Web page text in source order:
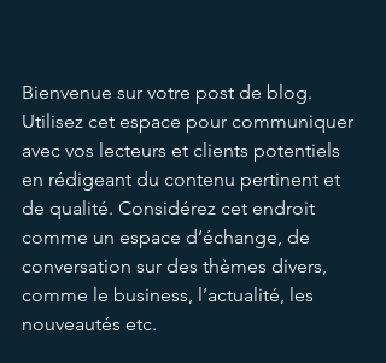
Bienvenue sur votre post de blog.
Utilisez cet espace pour communiquer
avec vos lecteurs et clients potentiels
en rédigeant du contenu pertinent et
de qualité. Considérez cet endroit
comme un espace d’échange, de
conversation sur des thèmes divers,
comme le business, l’actualité, les
nouveautés etc.